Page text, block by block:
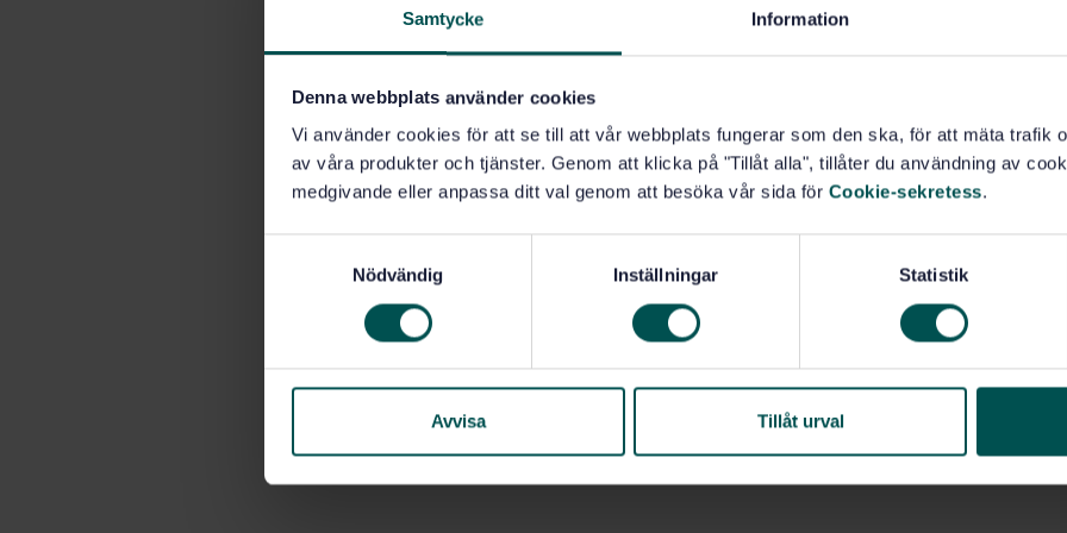
Samtycke Information
Denna webbplats använder cookies
Vi använder cookies för att se till att vår webbplats fungerar som den ska, för att mäta trafik
av våra produkter och tjänster. Genom att klicka på "Tillåt alla", tillåter du användning av
medgivande eller anpassa ditt val genom att besöka vår sida för Cookie-sekretess.
s
Nödvändig Inställningar Statistik
Avvisa Tillåt urval